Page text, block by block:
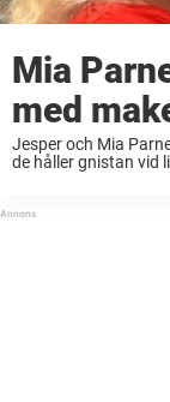
Mia
med
Jesper och Mia
de håller gnistan vid